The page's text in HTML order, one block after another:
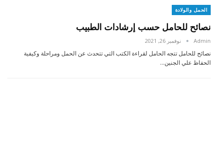
الحمل والولادة
نصائح للحامل حسب إرشادات الطبيب
Admin نوفمبر 26, 2021
نصائح للحامل تتجه الحامل لقراءة الكتب التي تتحدث عن الحمل ومراحلة وكيفية
الحفاظ علي الجنين…